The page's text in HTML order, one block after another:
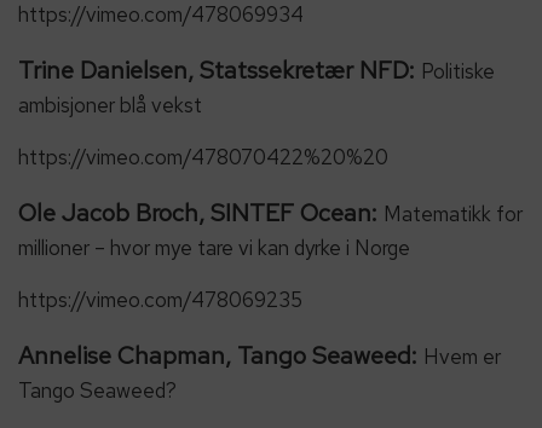
https://vimeo.com/478069934
Trine Danielsen, Statssekretær NFD: Politiske
ambisjoner blå vekst
https://vimeo.com/478070422%20%20
Ole Jacob Broch, SINTEF Ocean: Matematikk for
millioner – hvor mye tare vi kan dyrke i Norge
https://vimeo.com/478069235
Annelise Chapman, Tango Seaweed: Hvem er
Tango Seaweed?